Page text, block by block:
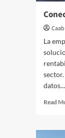
Caab
La
datos...
Read